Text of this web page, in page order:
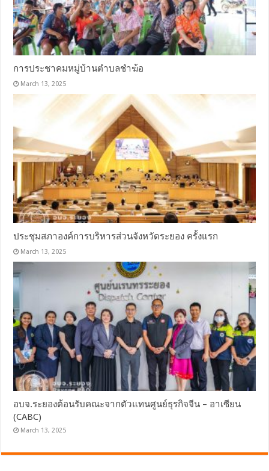
การประชาคมหมู่บ้านตำบลชำฆ้อ
March 13, 2025
ประชุมสภาองค์การบริหารส่วนจังหวัดระยอง ครั้งแรก
March 13, 2025
อบจ.ระยองต้อนรับคณะจากตัวแทนศูนย์ธุรกิจจีน – อาเซียน
(CABC)
March 13, 2025